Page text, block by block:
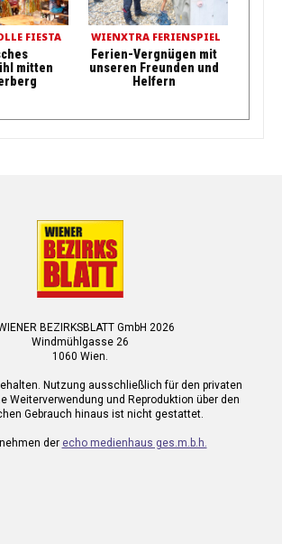
FIESTA
mitten
WIENXTRA FERIENSPIEL
Ferien-Vergnügen mit
unseren Freunden und
Helfern
BEZIRKSBLATT GmbH 2026
Windmühlgasse 26
1060 Wien.
Nutzung ausschließlich für den privaten
Weiterverwendung und Reproduktion über den
Gebrauch hinaus ist nicht gestattet.
der echo medienhaus ges.m.b.h.